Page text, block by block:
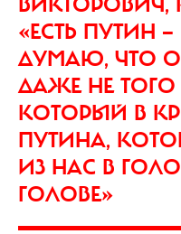
«ЕСТЬ ПУТИН
ДУМАЮ, ЧТО
ДАЖЕ НЕ
КОТОРЫЙ В
ПУТИНА,
ИЗ НАС В
ГОЛОВЕ»